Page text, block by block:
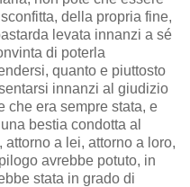
della propria fine,
levata innanzi a sé
di poterla
quanto e piuttosto
innanzi al giudizio
che era sempre stata, e
bestia condotta al
a lei, attorno a loro,
avrebbe potuto, in
stata in grado di